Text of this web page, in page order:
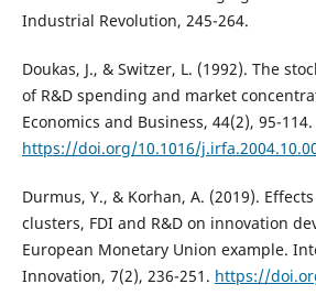
Industrial Revolution, 245-264.
Doukas, J., & Switzer, L. (1992). The
of R&D spending and market
Economics and Business, 44(2), 95-114.
https://doi.org/10.1016/
Durmus, Y., & Korhan, A. (2019).
clusters, FDI and R&D on innovation
European Monetary Union example.
Innovation, 7(2), 236-251. https://